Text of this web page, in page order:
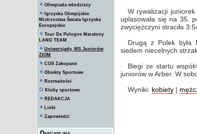
Olimpiada młodzieży
Igrzyska Olimpijskie
Mistrzostwa Świata Igrzyska
Europejskie
Tour De Pologne Maratony
LANG TEAM
Uniwersjady, MS Juniorów
ZIOM
COS Zakopane
Obiekty Sportowe
Rozmaitości
Kluby sportowe
REDAKCJA
Linki
Zapowiedzi
W rywalizacji
uplasowała się na 35.
zwyciężczyni straciła
Drugą z Polek była
siedem niecelnych
Biegi ze startu
juniorów w Arber. W
Wyniki: kobiety |